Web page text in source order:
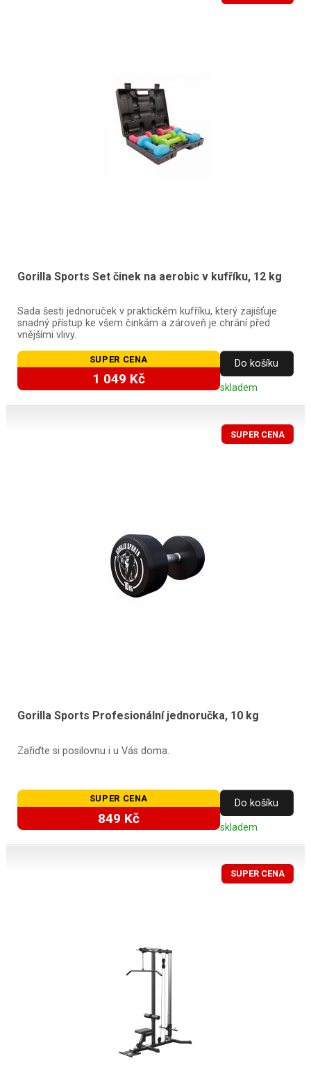
Gorilla Sports Set činek na aerobic v kufříku, 12 kg
Sada šesti jednoruček v praktickém kufříku, který zajišťuje
snadný přístup ke všem činkám a zároveň je chrání před
vnějšími vlivy.
SUPER CENA
1 049 Kč
Do košíku
skladem
SUPER CENA
Gorilla Sports Profesionální jednoručka, 10 kg
Zařiďte si posilovnu i u Vás doma.
SUPER CENA
849 Kč
Do košíku
skladem
SUPER CENA